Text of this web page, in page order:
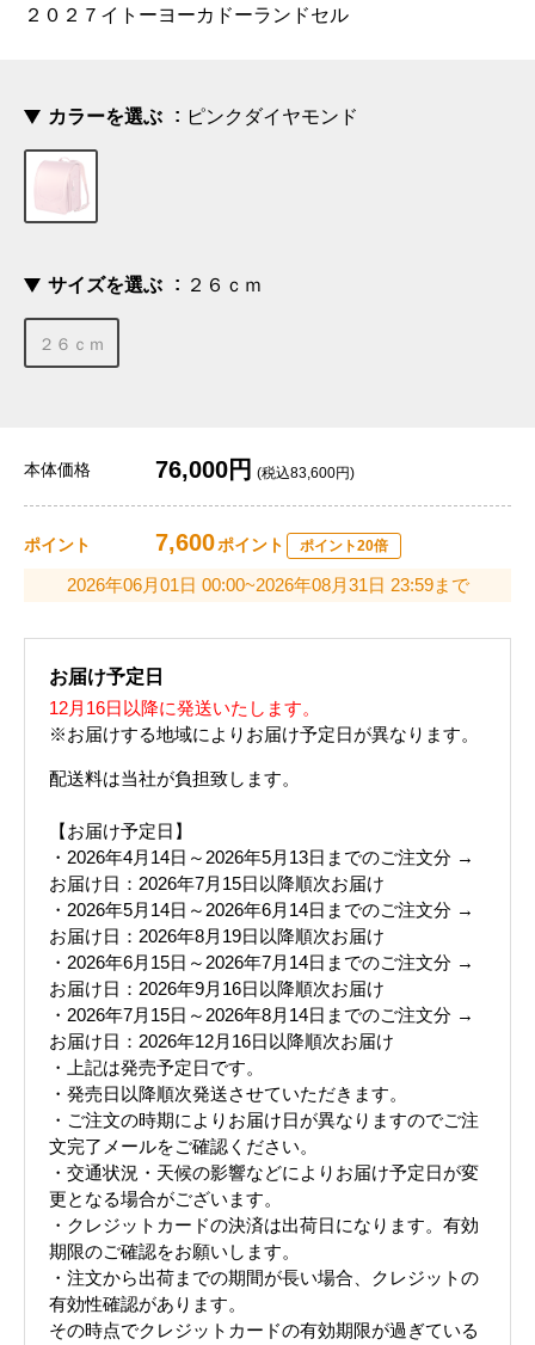
２０２７イトーヨーカドーランドセル
カラーを選ぶ ピンクダイヤモンド
サイズを選ぶ ２６ｃｍ
２６ｃｍ
本体価格 76,000円 (税込83,600円)
ポイント 7,600ポイント ポイント20倍
2026年06月01日 00:00~2026年08月31日 23:59まで
お届け予定日
12月16日以降に発送いたします。
※お届けする地域によりお届け予定日が異なります。
配送料は当社が負担致します。
【お届け予定日】
・2026年4月14日～2026年5月13日までのご注文分 →
お届け日：2026年7月15日以降順次お届け
・2026年5月14日～2026年6月14日までのご注文分 →
お届け日：2026年8月19日以降順次お届け
・2026年6月15日～2026年7月14日までのご注文分 →
お届け日：2026年9月16日以降順次お届け
・2026年7月15日～2026年8月14日までのご注文分 →
お届け日：2026年12月16日以降順次お届け
・上記は発売予定日です。
・発売日以降順次発送させていただきます。
・ご注文の時期によりお届け日が異なりますのでご注
文完了メールをご確認ください。
・交通状況・天候の影響などによりお届け予定日が変
更となる場合がございます。
・クレジットカードの決済は出荷日になります。有効
期限のご確認をお願いします。
・注文から出荷までの期間が長い場合、クレジットの
有効性確認があります。
その時点でクレジットカードの有効期限が過ぎている